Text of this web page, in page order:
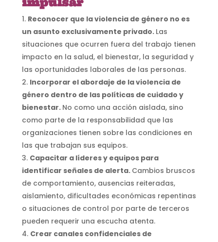
Reconocer que la violencia de género no es
un asunto exclusivamente privado. Las
situaciones que ocurren fuera del trabajo tienen
impacto en la salud, el bienestar, la seguridad y
las oportunidades laborales de las personas.
Incorporar el abordaje de la violencia de
género dentro de las políticas de cuidado y
bienestar. No como una acción aislada, sino
como parte de la responsabilidad que las
organizaciones tienen sobre las condiciones en
las que trabajan sus equipos.
Capacitar a líderes y equipos para
identificar señales de alerta. Cambios bruscos
de comportamiento, ausencias reiteradas,
aislamiento, dificultades económicas repentinas
o situaciones de control por parte de terceros
pueden requerir una escucha atenta.
Crear canales confidenciales de